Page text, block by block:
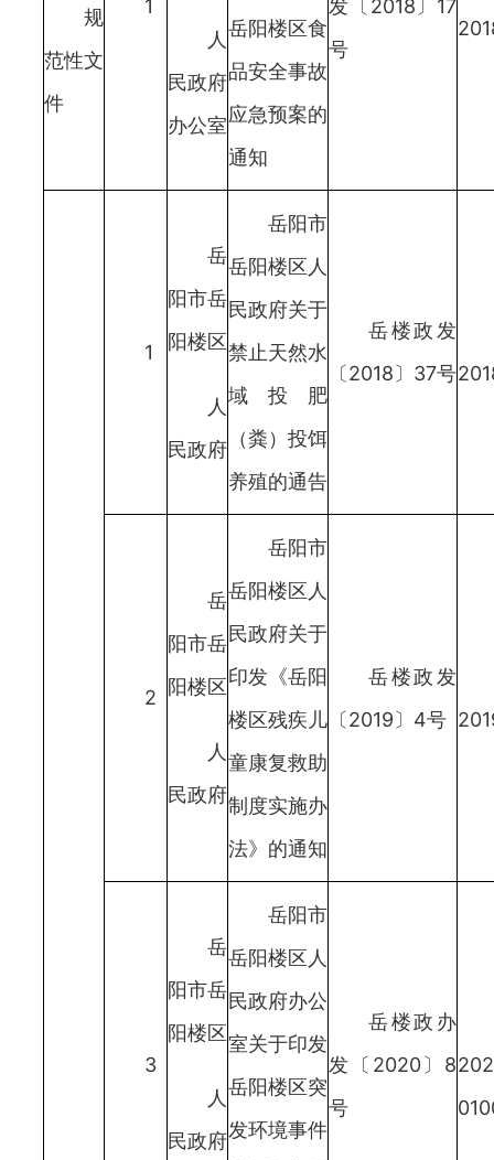
规
范性文
件
1
人
民政府
办公室
岳阳楼区食
品安全事故
应急预案的
通知
发〔2018〕17
号
1
岳
阳市岳
阳楼区
人
民政府
岳阳市
岳阳楼区人
民政府关于
禁止天然水
域投肥
（粪）投饵
养殖的通告
岳楼政发
〔2018〕37号
2
岳
阳市岳
阳楼区
人
民政府
岳阳市
岳阳楼区人
民政府关于
印发《岳阳
楼区残疾儿
童康复救助
制度实施办
法》的通知
岳楼政发
〔2019〕4号
3
岳
阳市岳
阳楼区
人
民政府
岳阳市
岳阳楼区人
民政府办公
室关于印发
岳阳楼区突
发环境事件
岳楼政办
发〔2020〕8
号